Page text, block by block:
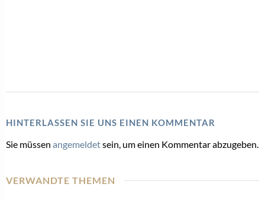
HINTERLASSEN SIE UNS EINEN KOMMENTAR
Sie müssen angemeldetsein, um einen Kommentar abzugeben.
VERWANDTE THEMEN